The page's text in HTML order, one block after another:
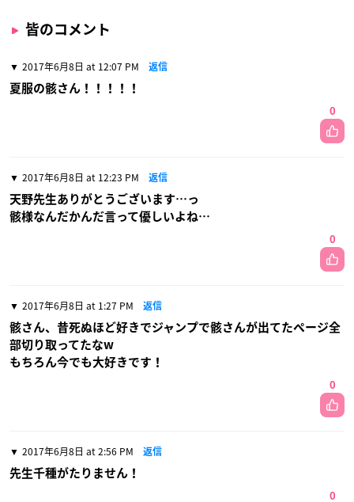
皆のコメント
2017年6月8日 at 12:07 PM 返信
夏服の骸さん！！！！！
0
2017年6月8日 at 12:23 PM 返信
天野先生ありがとうございます…っ
骸様なんだかんだ言って優しいよね…
0
2017年6月8日 at 1:27 PM 返信
骸さん、昔死ぬほど好きでジャンプで骸さんが出てたページ全
部切り取ってたなw
もちろん今でも大好きです！
0
2017年6月8日 at 2:56 PM 返信
先生千種がたりません！
0